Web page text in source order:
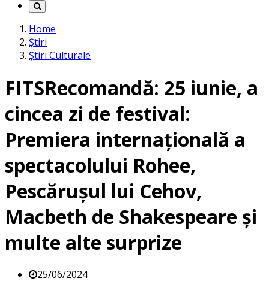
Home
Știri
Știri Culturale
FITSRecomandă: 25 iunie, a
cincea zi de festival:
Premiera internațională a
spectacolului Rohee,
Pescărușul lui Cehov,
Macbeth de Shakespeare și
multe alte surprize
25/06/2024